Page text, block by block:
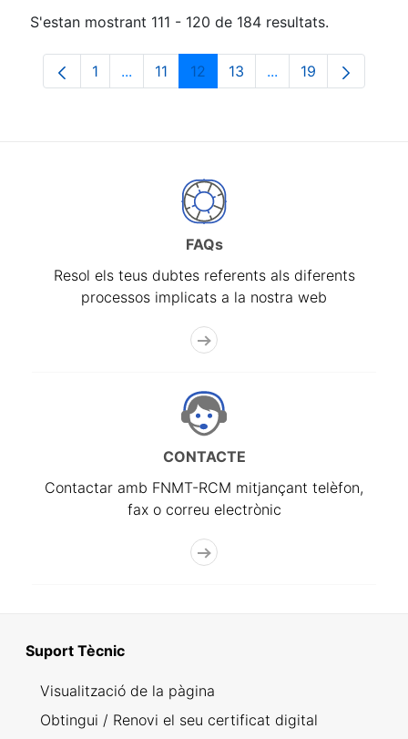
S'estan mostrant 111 - 120 de 184 resultats.
Pàgina
1 ...Pàgines intermèdies Utilitzeu TAB per
Pàgina
11 Pàgina
12 Pàgina
13 ...PàginesPàgina
19
FAQs
Resol els teus dubtes referents als diferents
processos implicats a la nostra web
CONTACTE
Contactar amb FNMT-RCM mitjançant telèfon,
fax o correu electrònic
Suport Tècnic
Visualització de la pàgina
Obtingui / Renovi el seu certificat digital